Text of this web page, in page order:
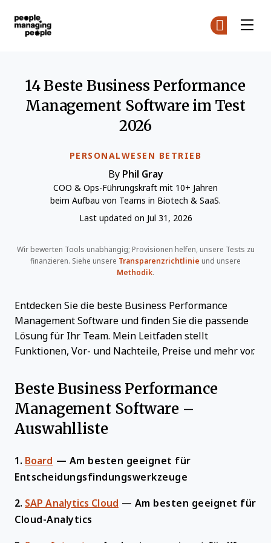
PERSONALWESEN BETRIEB
14 Beste Business Performance
Management Software im Test
2026
By Phil Gray
COO & Ops-Führungskraft mit 10+ Jahren
beim Aufbau von Teams in Biotech & SaaS.
Last updated on Jul 31, 2026
Wir bewerten Tools unabhängig; Provisionen helfen, unsere Tests zu
finanzieren. Siehe unsere Transparenzrichtlinie und unsere
Methodik.
Entdecken Sie die beste Business Performance
Management Software und finden Sie die passende
Lösung für Ihr Team. Mein Leitfaden stellt
Funktionen, Vor- und Nachteile, Preise und mehr vor.
Beste Business Performance
Management Software –
Auswahlliste
1. Board — Am besten geeignet für
Entscheidungsfindungswerkzeuge
2. SAP Analytics Cloud — Am besten geeignet für
Cloud-Analytics